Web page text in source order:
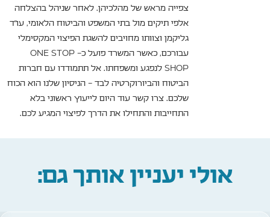
צפייה מראש של מהלכיהן. לאחר שניהל בהצלחה
אלפי תיקים מול בתי המשפט והביטוח הלאומי, עו"ד
גליקמן וצוותו מחויבים להשגת הפיצוי המקסימלי
עבורכם, כאשר המשרד פועל כ- ONE STOP
SHOP לנפגע ומשפחתו. אל תתמודדו עם חברות
הביטוח והביורוקרטיה לבד – הניסיון שלנו הוא הכוח
שלכם. צרו קשר עוד היום לייעוץ ראשוני בלא
התחייבות והתחילו את הדרך לפיצוי המגיע לכם.
אולי יעניין אותך גם: